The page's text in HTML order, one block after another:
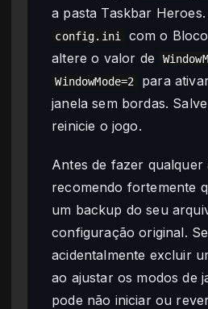
a pasta Taskbar
config.ini
com o
altere o valor de
WindowMode=2
para
janela sem bordas.
reinicie o jogo.
Antes de fazer qualquer
recomendo fortemente
um backup do seu
configuração original.
acidentalmente excluir
ao ajustar os modos de
pode não iniciar ou